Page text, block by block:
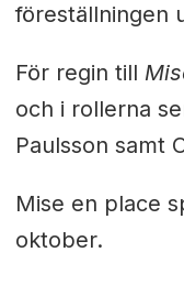
föreställningen
För regin till
och i rollerna
Paulsson samt
Mise en place
oktober.